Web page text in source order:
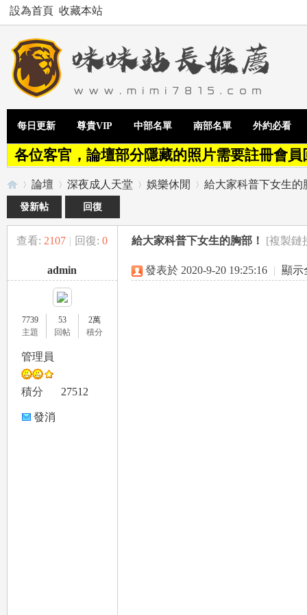
設為首頁 收藏本站
每日更新 尊貴VIP 中部名單 南部名單 外約必看
各位客官，論壇部分隱藏的照片需要註冊會
Te»
論壇
›
深夜成人天堂
›
娛樂休閒
›
給大家科普下女生的
發新帖 回復
查看: 2107 | 回復: 0 給大家科普下女生的胸部！ [複製鏈
admin
7739
主題
53
回帖
2萬
積分
管理員
積分 27512
發消
發表於 2020-9-20 19:25:16 | 顯示